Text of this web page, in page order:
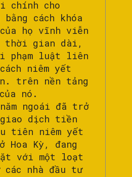
chính cho
bằng cách khóa
họ vĩnh viễn
thời gian dài,
phạm luật liên
niêm yết
trên nền tảng
nó.
ngoái đã trở
dịch tiền
tiên niêm yết
Hoa Kỳ, đang
với một loạt
nhà đầu tư